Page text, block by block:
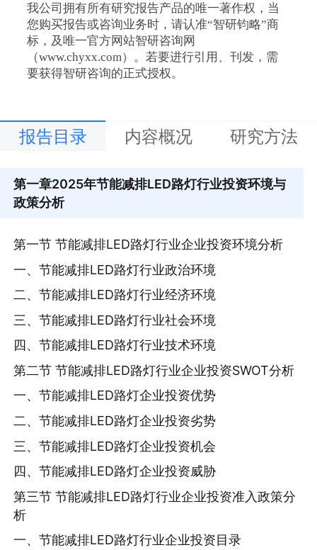
我公司拥有所有研究报告产品的唯一著作权，当
您购买报告或咨询业务时，请认准“智研钧略”商
标，及唯一官方网站智研咨询网
（www.chyxx.com）。若要进行引用、刊发，需
要获得智研咨询的正式授权。
报告目录 内容概况 研究方法
第一章2025年节能减排LED路灯行业投资环境与
政策分析
第一节 节能减排LED路灯行业企业投资环境分析
一、节能减排LED路灯行业政治环境
二、节能减排LED路灯行业经济环境
三、节能减排LED路灯行业社会环境
四、节能减排LED路灯行业技术环境
第二节 节能减排LED路灯行业企业投资SWOT分析
一、节能减排LED路灯企业投资优势
二、节能减排LED路灯企业投资劣势
三、节能减排LED路灯企业投资机会
四、节能减排LED路灯企业投资威胁
第三节 节能减排LED路灯行业企业投资准入政策分
析
一、节能减排LED路灯行业企业投资目录